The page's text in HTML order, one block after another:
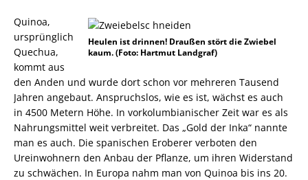
Heulen ist drinnen! Draußen stört die Zwiebel
kaum. (Foto: Hartmut Landgraf)
Quinoa,
ursprünglich
Quechua,
kommt aus
den Anden und wurde dort schon vor mehreren Tausend
Jahren angebaut. Anspruchslos, wie es ist, wächst es auch
in 4500 Metern Höhe. In vorkolumbianischer Zeit war es als
Nahrungsmittel weit verbreitet. Das „Gold der Inka“ nannte
man es auch. Die spanischen Eroberer verboten den
Ureinwohnern den Anbau der Pflanze, um ihren Widerstand
zu schwächen. In Europa nahm man von Quinoa bis ins 20.